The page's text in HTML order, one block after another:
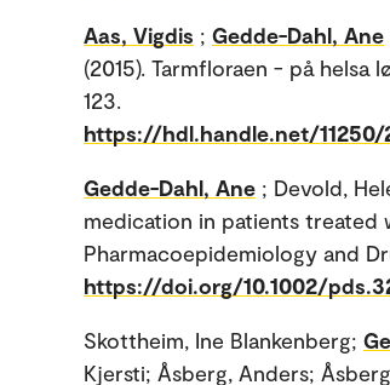
Aas, Vigdis ; Gedde-Dahl, Ane
(2015). Tarmfloraen - på helsa
123.
https://hdl.handle.net/11250/
Gedde-Dahl, Ane ; Devold,
medication in patients treated
Pharmacoepidemiology and
https://doi.org/10.1002/
Skottheim, Ine Blankenberg;
Kjersti; Åsberg, Anders;